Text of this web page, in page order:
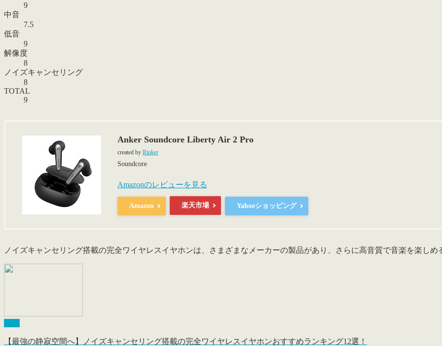
9
中音
7.5
低音
9
解像度
8
ノイズキャンセリング
8
TOTAL
9
Anker Soundcore Liberty Air 2 Pro
created by Rinker
Soundcore
Amazonのレビューを見る
Amazon 楽天市場 Yahooショッピング
ノイズキャンセリング搭載の完全ワイヤレスイヤホンは、さまざまなメーカーの製品があり、 さらに高音質で音楽を楽しめ
関連
【最強の静寂空間へ】ノイズキャンセリング搭載の完全ワイヤレスイヤホンおすすめランキング12選！